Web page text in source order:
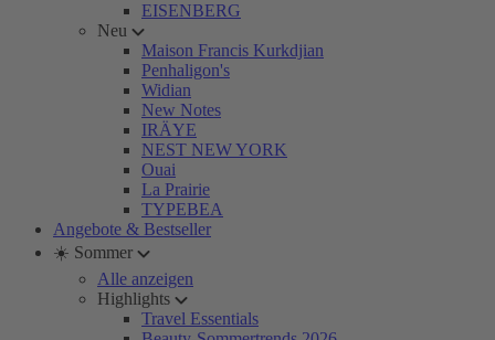
EISENBERG
Neu
Maison Francis Kurkdjian
Penhaligon's
Widian
New Notes
IRÄYE
NEST NEW YORK
Ouai
La Prairie
TYPEBEA
Angebote & Bestseller
☀️ Sommer
Alle anzeigen
Highlights
Travel Essentials